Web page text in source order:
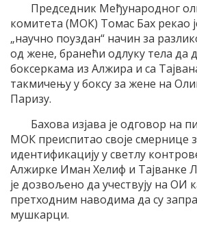
Председник Међународног
комитета (МОК) Томас Бах рекао
„научно поуздан“ начин за
од жене, бранећи одлуку тела да
боксеркама из Алжира и са
такмичењу у боксу за жене на
Паризу.
Баховa изјава је одговор на
МОК преиспитао своје смернице
идентификацију у светлу
Алжирке Иман Хелиф и Тајванке
је дозвољено да учествују на ОИ
претходним наводима да су
мушкарци.